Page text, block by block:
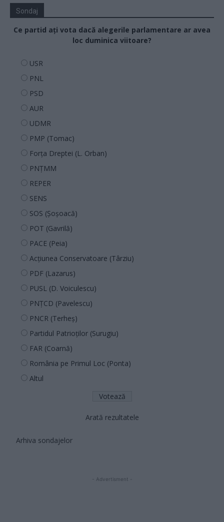
Sondaj
Ce partid ați vota dacă alegerile parlamentare ar avea
loc duminica viitoare?
USR
PNL
PSD
AUR
UDMR
PMP (Tomac)
Forța Dreptei (L. Orban)
PNȚMM
REPER
SENS
SOS (Șoșoacă)
POT (Gavrilă)
PACE (Peia)
Acțiunea Conservatoare (Târziu)
PDF (Lazarus)
PUSL (D. Voiculescu)
PNȚCD (Pavelescu)
PNCR (Terheș)
Partidul Patrioților (Surugiu)
FAR (Coarnă)
România pe Primul Loc (Ponta)
Altul
Arată rezultatele
Arhiva sondajelor
- Advertisment -